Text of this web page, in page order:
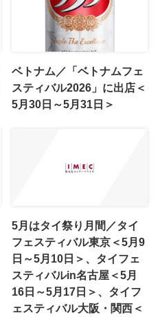
ベトナム／「ベトナムフェ
スティバル2026」に出店＜
5月30日～5月31日＞
5月はタイ祭り月間／タイ
フェスティバル東京＜5月9
日～5月10日＞、タイフェ
スティバルin名古屋＜5月
16日～5月17日＞、タイフ
ェスティバル大阪・関西＜